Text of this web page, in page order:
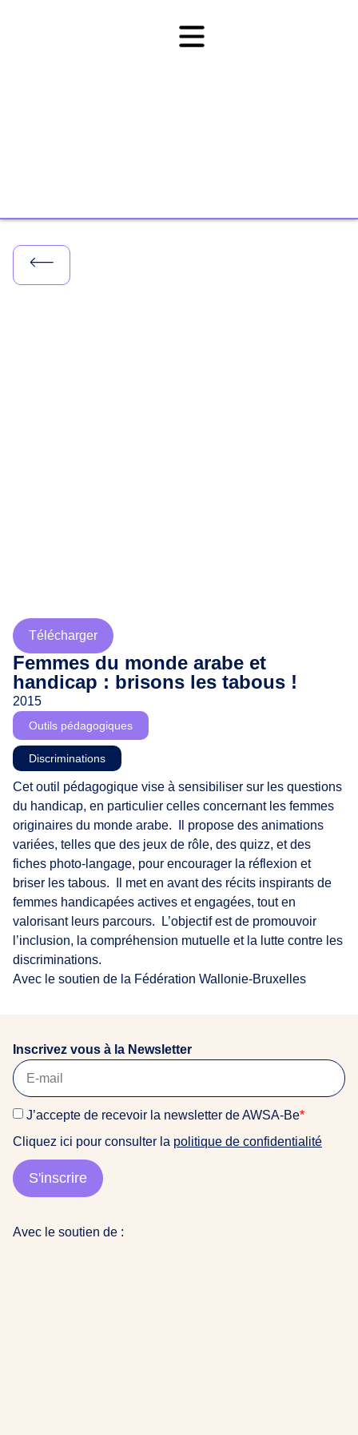
Télécharger
Femmes du monde arabe et
handicap : brisons les tabous !
2015
Outils pédagogiques
Discriminations
Cet outil pédagogique vise à sensibiliser sur les questions
du handicap, en particulier celles concernant les femmes
originaires du monde arabe. ​ Il propose des animations
variées, telles que des jeux de rôle, des quizz, et des
fiches photo-langage, pour encourager la réflexion et
briser les tabous. ​ Il met en avant des récits inspirants de
femmes handicapées actives et engagées, tout en
valorisant leurs parcours. ​ L’objectif est de promouvoir
l’inclusion, la compréhension mutuelle et la lutte contre les
discriminations.
Avec le soutien de la Fédération Wallonie-Bruxelles
Avec le soutien de :
Inscrivez vous à la Newsletter
J’accepte de recevoir la newsletter de AWSA-Be*
Cliquez ici pour consulter la politique de confidentialité
S'inscrire